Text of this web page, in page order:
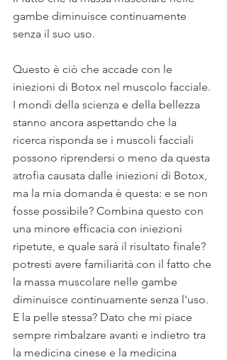
gambe diminuisce continuamente
senza il suo uso.
Questo è ciò che accade con le
iniezioni di Botox nel muscolo facciale.
I mondi della scienza e della bellezza
stanno ancora aspettando che la
ricerca risponda se i muscoli facciali
possono riprendersi o meno da questa
atrofia causata dalle iniezioni di Botox,
ma la mia domanda è questa: e se non
fosse possibile? Combina questo con
una minore efficacia con iniezioni
ripetute, e quale sarà il risultato finale?
potresti avere familiarità con il fatto che
la massa muscolare nelle gambe
diminuisce continuamente senza l'uso.
E la pelle stessa? Dato che mi piace
sempre rimbalzare avanti e indietro tra
la medicina cinese e la medicina